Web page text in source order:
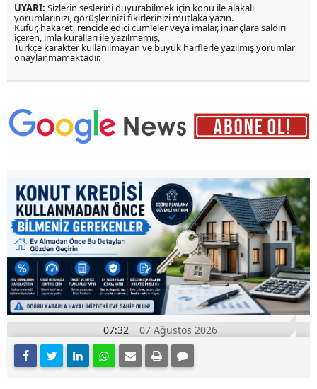
UYARI: Sizlerin seslerini duyurabilmek için konu ile alakalı
yorumlarınızı, görüşlerinizi fikirlerinizi mutlaka yazın.
Küfür, hakaret, rencide edici cümleler veya imalar, inançlara saldırı
içeren, imla kuralları ile yazılmamış,
Türkçe karakter kullanılmayan ve büyük harflerle yazılmış yorumlar
onaylanmamaktadır.
07:32 07 Ağustos 2026